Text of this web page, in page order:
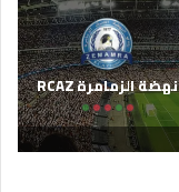
نهضة الزمامرة RCAZ